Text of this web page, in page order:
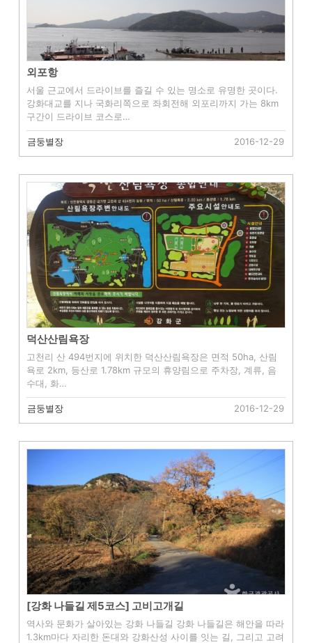
외포항
서울 근교에서 드라이브를 즐길 수 있는 명소로 유명한 곳이다.
강화대교를 지나 국화리쪽으로 좌회전해 외포리까지 가는 8km
구간이 드라이브 코스로…
금둥별장 2016-12-29
덕산산림욕장
고천리 산 494번지에 위치한 덕산산림욕장은 면적 50ha, 산림
욕로 2km, 등산로 1.78km 규모의 휴양림으로 주차장, 계류, 음
수대, 화…
금둥별장 2016-12-29
[강화 나들길 제5코스] 고비고개길
역사와 문화가 살아있는 강화 나들길 강화 나들길은 해안을 따라
1.3km마다 자리한 돈대와 강화산성 사이를 잇는 길, 그리고 고려